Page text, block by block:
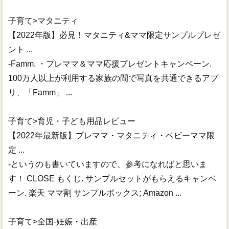
子育て>マタニティ
【2022年版】必見！マタニティ&ママ限定サンプルプレゼ
ント ...
-Famm. ・プレママ＆ママ応援プレゼントキャンペーン.
100万人以上が利用する家族の間で写真を共通できるアプ
リ、「Famm」 ...
子育て>育児・子ども用品レビュー
【2022年最新版】プレママ・マタニティ・ベビーママ限
定 ...
-というのも書いていますので、参考になればと思いま
す！ CLOSE もくじ. サンプルセットがもらえるキャンペ
ーン. 楽天 ママ割 サンプルボックス; Amazon ...
子育て>全国-妊娠・出産